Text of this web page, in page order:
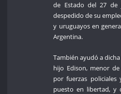
de Estado del 27
despedido de su
y uruguayos en
Argentina.
También ayudó a
hijo Edison, menor
por fuerzas policiales
puesto en libertad, y